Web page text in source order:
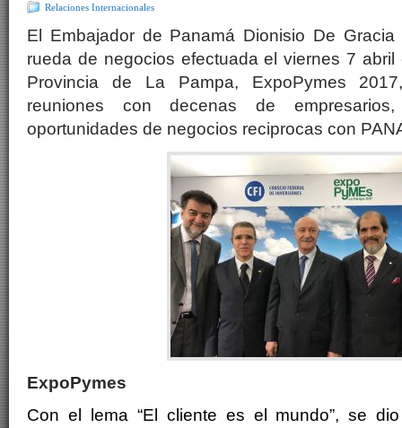
Relaciones Internacionales
El Embajador de Panamá Dionisio De
rueda de negocios efectuada el viernes 7
Provincia de La Pampa, ExpoPymes
reuniones con decenas de
oportunidades de negocios reciprocas con
ExpoPymes
Con el lema “El cliente es el mundo”, se